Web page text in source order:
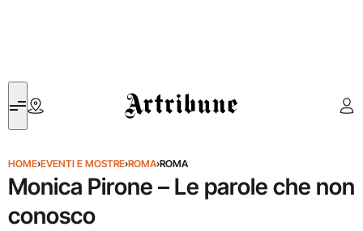
Artribune
HOME›EVENTI E MOSTRE›ROMA›ROMA
Monica Pirone – Le parole che non
conosco